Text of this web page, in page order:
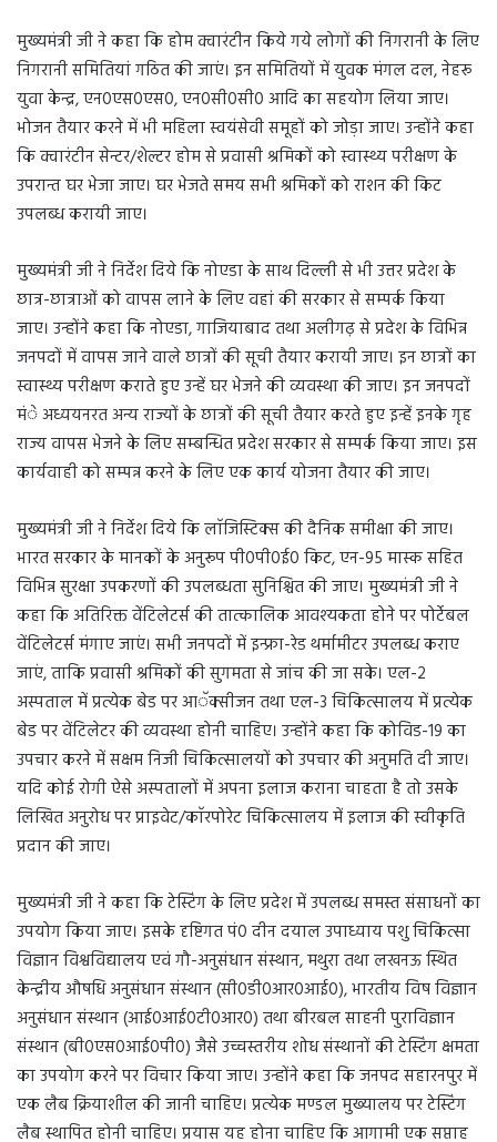
मुख्यमंत्री जी ने कहा कि होम क्वारंटीन किये गये लोगों की निगरानी के लिए
निगरानी समितियां गठित की जाएं। इन समितियों में युवक मंगल दल, नेहरू
युवा केन्द्र, एन0एस0एस0, एन0सी0सी0 आदि का सहयोग लिया जाए।
भोजन तैयार करने में भी महिला स्वयंसेवी समूहों को जोड़ा जाए। उन्होंने कहा
कि क्वारंटीन सेन्टर/शेल्टर होम से प्रवासी श्रमिकों को स्वास्थ्य परीक्षण के
उपरान्त घर भेजा जाए। घर भेजते समय सभी श्रमिकों को राशन की किट
उपलब्ध करायी जाए।
मुख्यमंत्री जी ने निर्देश दिये कि नोएडा के साथ दिल्ली से भी उत्तर प्रदेश के
छात्र-छात्राओं को वापस लाने के लिए वहां की सरकार से सम्पर्क किया
जाए। उन्होंने कहा कि नोएडा, गाजियाबाद तथा अलीगढ़ से प्रदेश के विभिन्न
जनपदों में वापस जाने वाले छात्रों की सूची तैयार करायी जाए। इन छात्रों का
स्वास्थ्य परीक्षण कराते हुए उन्हें घर भेजने की व्यवस्था की जाए। इन जनपदों
मंे अध्ययनरत अन्य राज्यों के छात्रों की सूची तैयार करते हुए इन्हें इनके गृह
राज्य वापस भेजने के लिए सम्बन्धित प्रदेश सरकार से सम्पर्क किया जाए। इस
कार्यवाही को सम्पन्न करने के लिए एक कार्य योजना तैयार की जाए।
मुख्यमंत्री जी ने निर्देश दिये कि लाॅजिस्टिक्स की दैनिक समीक्षा की जाए।
भारत सरकार के मानकों के अनुरूप पी0पी0ई0 किट, एन-95 मास्क सहित
विभिन्न सुरक्षा उपकरणों की उपलब्धता सुनिश्चित की जाए। मुख्यमंत्री जी ने
कहा कि अतिरिक्त वेंटिलेटर्स की तात्कालिक आवश्यकता होने पर पोर्टेबल
वेंटिलेटर्स मंगाए जाएं। सभी जनपदों में इन्फ्रा-रेड थर्मामीटर उपलब्ध कराए
जाएं, ताकि प्रवासी श्रमिकों की सुगमता से जांच की जा सके। एल-2
अस्पताल में प्रत्येक बेड पर आॅक्सीजन तथा एल-3 चिकित्सालय में प्रत्येक
बेड पर वेंटिलेटर की व्यवस्था होनी चाहिए। उन्होंने कहा कि कोविड-19 का
उपचार करने में सक्षम निजी चिकित्सालयों को उपचार की अनुमति दी जाए।
यदि कोई रोगी ऐसे अस्पतालों में अपना इलाज कराना चाहता है तो उसके
लिखित अनुरोध पर प्राइवेट/काॅरपोरेट चिकित्सालय में इलाज की स्वीकृति
प्रदान की जाए।
मुख्यमंत्री जी ने कहा कि टेस्टिंग के लिए प्रदेश में उपलब्ध समस्त संसाधनों का
उपयोग किया जाए। इसके दृष्टिगत पं0 दीन दयाल उपाध्याय पशु चिकित्सा
विज्ञान विश्वविद्यालय एवं गौ-अनुसंधान संस्थान, मथुरा तथा लखनऊ स्थित
केन्द्रीय औषधि अनुसंधान संस्थान (सी0डी0आर0आई0), भारतीय विष विज्ञान
अनुसंधान संस्थान (आई0आई0टी0आर0) तथा बीरबल साहनी पुराविज्ञान
संस्थान (बी0एस0आई0पी0) जैसे उच्चस्तरीय शोध संस्थानों की टेस्टिंग क्षमता
का उपयोग करने पर विचार किया जाए। उन्होंने कहा कि जनपद सहारनपुर में
एक लैब क्रियाशील की जानी चाहिए। प्रत्येक मण्डल मुख्यालय पर टेस्टिंग
लैब स्थापित होनी चाहिए। प्रयास यह होना चाहिए कि आगामी एक सप्ताह